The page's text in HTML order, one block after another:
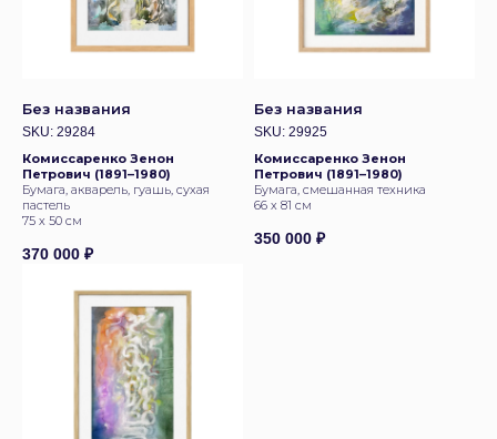
Без названия
SKU: 29284
Комиссаренко Зенон
Петрович (1891–1980)
Бумага, акварель, гуашь, сухая
пастель
75 х 50 см
370 000 ₽
Без названия
SKU: 29925
Комиссаренко Зенон
Петрович (1891–1980)
Бумага, смешанная техника
66 х 81 см
350 000 ₽